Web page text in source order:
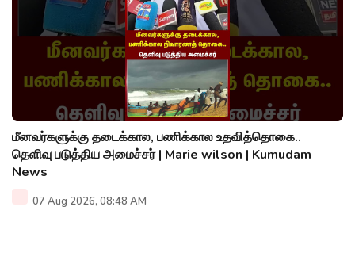
மீனவர்களுக்கு தடைக்கால, பணிக்கால உதவித்தொகை..
தெளிவு படுத்திய அமைச்சர் | Marie wilson | Kumudam
News
07 Aug 2026, 08:48 AM